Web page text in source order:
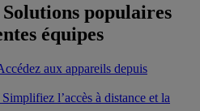
Solutions populaires
équipes
aux appareils depuis
Simplifiez l’accès à distance et la